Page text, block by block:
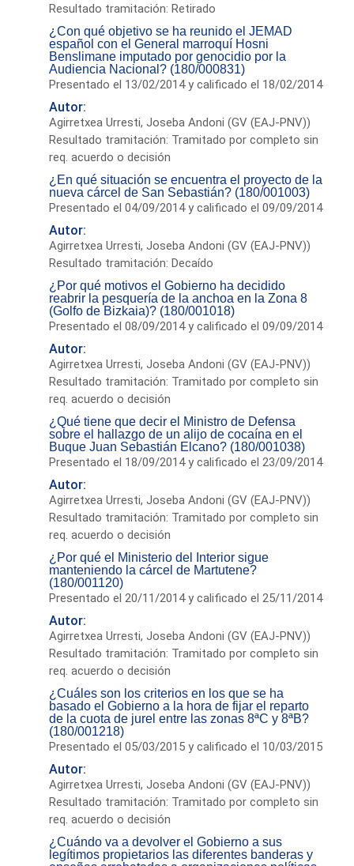
Resultado tramitación: Retirado
¿Con qué objetivo se ha reunido el JEMAD
español con el General marroquí Hosni
Benslimane imputado por genocidio por la
Audiencia Nacional? (180/000831)
Presentado el 13/02/2014 y calificado el 18/02/2014
Autor:
Agirretxea Urresti, Joseba Andoni (GV (EAJ-PNV))
Resultado tramitación: Tramitado por completo sin
req. acuerdo o decisión
¿En qué situación se encuentra el proyecto de la
nueva cárcel de San Sebastián? (180/001003)
Presentado el 04/09/2014 y calificado el 09/09/2014
Autor:
Agirretxea Urresti, Joseba Andoni (GV (EAJ-PNV))
Resultado tramitación: Decaído
¿Por qué motivos el Gobierno ha decidido
reabrir la pesquería de la anchoa en la Zona 8
(Golfo de Bizkaia)? (180/001018)
Presentado el 08/09/2014 y calificado el 09/09/2014
Autor:
Agirretxea Urresti, Joseba Andoni (GV (EAJ-PNV))
Resultado tramitación: Tramitado por completo sin
req. acuerdo o decisión
¿Qué tiene que decir el Ministro de Defensa
sobre el hallazgo de un alijo de cocaína en el
Buque Juan Sebastián Elcano? (180/001038)
Presentado el 18/09/2014 y calificado el 23/09/2014
Autor:
Agirretxea Urresti, Joseba Andoni (GV (EAJ-PNV))
Resultado tramitación: Tramitado por completo sin
req. acuerdo o decisión
¿Por qué el Ministerio del Interior sigue
manteniendo la cárcel de Martutene?
(180/001120)
Presentado el 20/11/2014 y calificado el 25/11/2014
Autor:
Agirretxea Urresti, Joseba Andoni (GV (EAJ-PNV))
Resultado tramitación: Tramitado por completo sin
req. acuerdo o decisión
¿Cuáles son los criterios en los que se ha
basado el Gobierno a la hora de fijar el reparto
de la cuota de jurel entre las zonas 8ªC y 8ªB?
(180/001218)
Presentado el 05/03/2015 y calificado el 10/03/2015
Autor:
Agirretxea Urresti, Joseba Andoni (GV (EAJ-PNV))
Resultado tramitación: Tramitado por completo sin
req. acuerdo o decisión
¿Cuándo va a devolver el Gobierno a sus
legítimos propietarios las diferentes banderas y